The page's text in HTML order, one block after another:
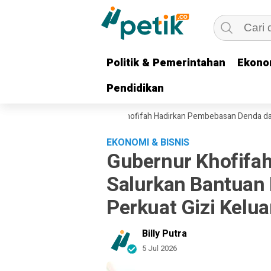
Politik & Pemerintahan
Pendidikan
Politik & Pemerintahan
Pendidikan
Ojol, Gubernur Khofifah Hadirkan Pembebasan Denda dan Pokok
EKONOMI & BISNIS
Gubernur
Salurkan
Perkuat Gizi
Billy Putra
5 Jul 2026